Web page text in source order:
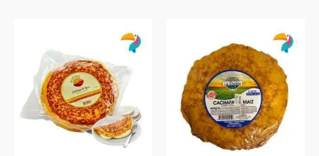
Maíz
Los
Andes
Foods
Pradera
5
Unidades
24
Oz